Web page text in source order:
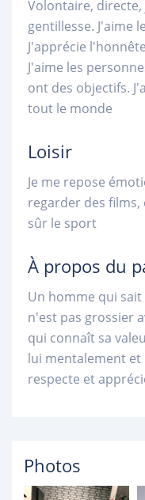
Volontaire,
gentillesse. J'aime
J'apprécie
J'aime les
ont des objectifs.
tout le monde
Loisir
Je me repose
regarder des films,
sûr le sport
À propos du
Un homme qui
n'est pas grossier
qui connaît sa
lui mentalement et
respecte et
Photos